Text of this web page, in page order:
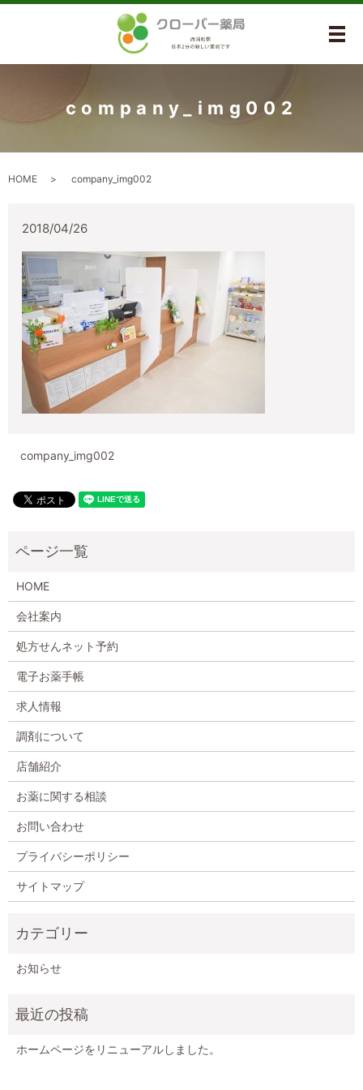
メ
company_img002
HOME company_img002
2018/04/26
company_img002
HOME
会社案内
処方せんネット予約
電子お薬手帳
求人情報
調剤について
店舗紹介
お薬に関する相談
お問い合わせ
プライバシーポリシー
サイトマップ
お知らせ
ホームページをリニューアルしました。